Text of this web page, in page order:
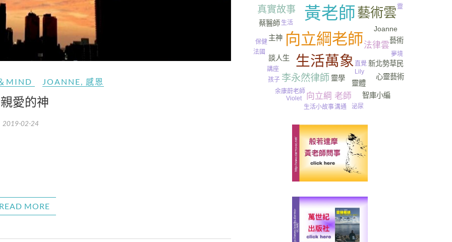
MIND JOANNE, 感恩
親愛的神
2019-02-24
MORE
黃老師
向立綱老師
生活萬象
藝術雲
李永然律師
真實故事
向立綱 老師
法律雲
靈體
Joanne
新北勢草民
靈學
蔡醫師
主神
談人生
藝術
智庫小編
心靈藝術
保健
Lily
余康蔚老師
生活小故事
講座
生活
夢境
孩子
直覺
法國
靈
Violet
溝通 泌尿